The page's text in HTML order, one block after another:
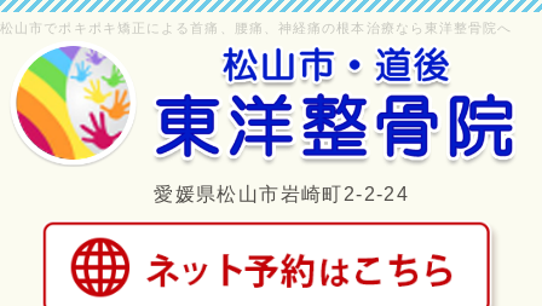
松山市でポキポキ矯正による首痛、腰痛、神経痛の根本治療なら東洋整骨院へ
愛媛県松山市岩崎町2-2-24